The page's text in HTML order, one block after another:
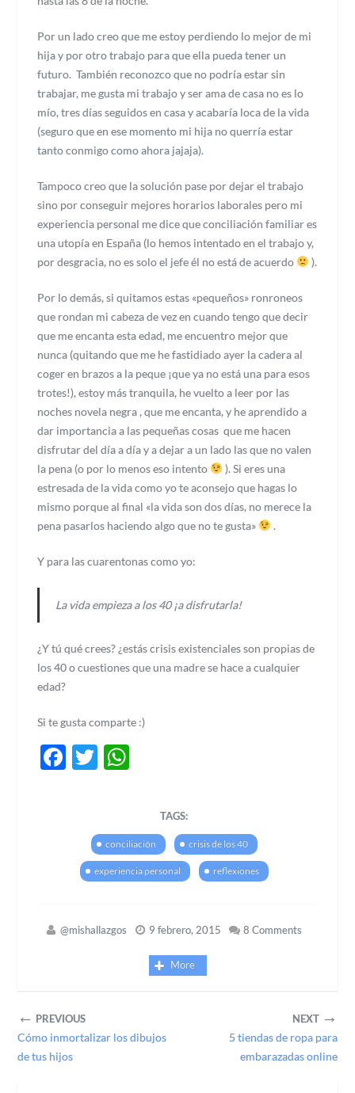
Por un lado creo que me estoy perdiendo lo mejor de mi
hija y por otro trabajo para que ella pueda tener un
futuro. También reconozco que no podría estar sin
trabajar, me gusta mi trabajo y ser ama de casa no es lo
mío, tres días seguidos en casa y acabaría loca de la vida
(seguro que en ese momento mi hija no querría estar
tanto conmigo como ahora jajaja).
Tampoco creo que la solución pase por dejar el trabajo
sino por conseguir mejores horarios laborales pero mi
experiencia personal me dice que conciliación familiar es
una utopía en España (lo hemos intentado en el trabajo y,
por desgracia, no es solo el jefe él no está de acuerdo
).
Por lo demás, si quitamos estas «pequeños» ronroneos
que rondan mi cabeza de vez en cuando tengo que decir
que me encanta esta edad, me encuentro mejor que
nunca (quitando que me he fastidiado ayer la cadera al
coger en brazos a la peque ¡que ya no está una para esos
trotes!), estoy más tranquila, he vuelto a leer por las
noches novela negra , que me encanta, y he aprendido a
dar importancia a las pequeñas cosas que me hacen
disfrutar del día a día y a dejar a un lado las que no valen
la pena (o por lo menos eso intento
). Si eres una
estresada de la vida como yo te aconsejo que hagas lo
mismo porque al final «la vida son dos días, no merece la
pena pasarlos haciendo algo que no te gusta»
.
Y para las cuarentonas como yo:
La vida empieza a los 40 ¡a disfrutarla!
¿Y tú qué crees? ¿estás crisis existenciales son propias de
los 40 o cuestiones que una madre se hace a cualquier
edad?
Si te gusta comparte :)
Facebook
Twitter
TAGS:
conciliación crisis de los 40
experiencia personal reflexiones
@mishallazgos 9 febrero, 2015 8 Comments
More
← PREVIOUS
Cómo inmortalizar los dibujos
de tus hijos
NEXT →
5 tiendas de ropa para
embarazadas online